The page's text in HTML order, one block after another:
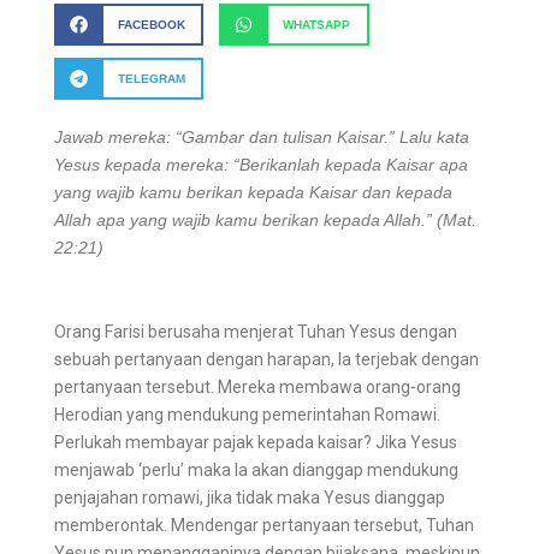
FACEBOOK WHATSAPP
TELEGRAM
Jawab mereka: “Gambar dan tulisan Kaisar.” Lalu kata
Yesus kepada mereka: “Berikanlah kepada Kaisar apa
yang wajib kamu berikan kepada Kaisar dan kepada
Allah apa yang wajib kamu berikan kepada Allah.” (Mat.
22:21)
Orang Farisi berusaha menjerat Tuhan Yesus dengan
sebuah pertanyaan dengan harapan, Ia terjebak dengan
pertanyaan tersebut. Mereka membawa orang-orang
Herodian yang mendukung pemerintahan Romawi.
Perlukah membayar pajak kepada kaisar? Jika Yesus
menjawab ‘perlu’ maka Ia akan dianggap mendukung
penjajahan romawi, jika tidak maka Yesus dianggap
memberontak. Mendengar pertanyaan tersebut, Tuhan